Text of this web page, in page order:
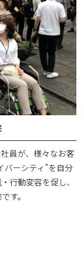
員が、様々なお客
バーシティ”を自分
行動変容を促し、
す。